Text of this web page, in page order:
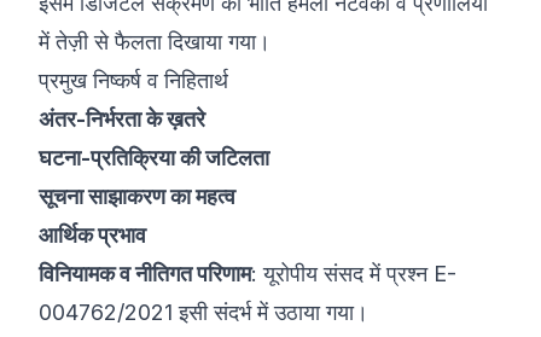
में तेज़ी से फैलता दिखाया गया।
प्रमुख निष्कर्ष व निहितार्थ
अंतर-निर्भरता के ख़तरे
घटना-प्रतिक्रिया की जटिलता
सूचना साझाकरण का महत्व
आर्थिक प्रभाव
विनियामक व नीतिगत परिणाम: यूरोपीय संसद में प्रश्न E-
004762/2021 इसी संदर्भ में उठाया गया।